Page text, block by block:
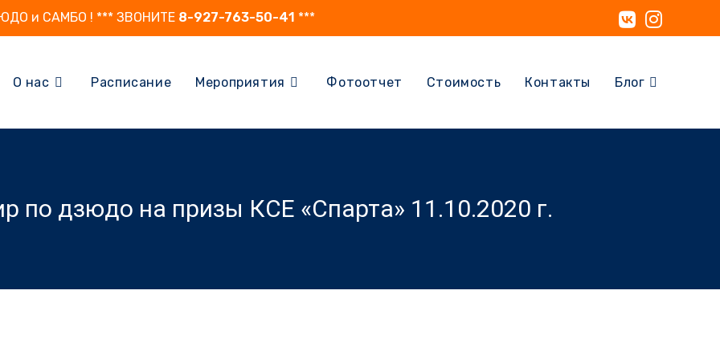
и САМБО ! *** ЗВОНИТЕ 8-927-763-50-41 ***
О нас Расписание Мероприятия Фотоотчет Стоимость Контакты Блог
по дзюдо на призы КСЕ «Спарта» 11.10.2020 г.